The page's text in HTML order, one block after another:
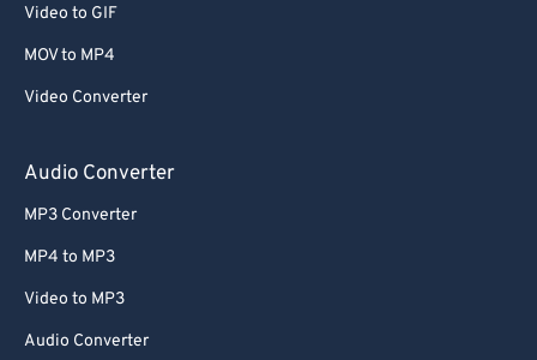
Video to GIF
MOV to MP4
Video Converter
Audio Converter
MP3 Converter
MP4 to MP3
Video to MP3
Audio Converter